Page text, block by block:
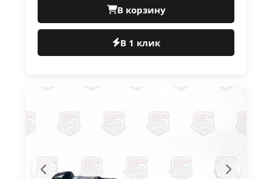
В корзину
В 1 клик